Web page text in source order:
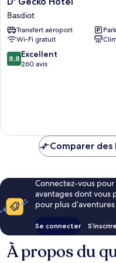
Gecko
Hotel
Basdiot
Basdiot
Transfert aéroport
Wi-Fi gratuit
8.8
sur
8,8 Excellent
260 avis
Comparer
Connectez-vous
avantages dont vous
pour plus d’aventures
Se connecter
À propos du